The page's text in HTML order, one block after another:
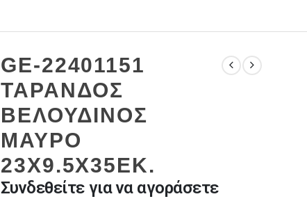
GE-22401151
ΤΑΡΑΝΔΟΣ
ΒΕΛΟΥΔΙΝΟΣ
ΜΑΥΡΟ
23X9.5X35EK.
Συνδεθείτε για να αγοράσετε